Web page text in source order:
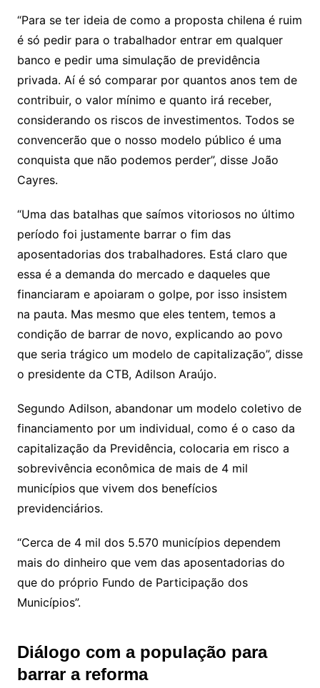
“Para se ter ideia de como a proposta chilena é ruim
é só pedir para o trabalhador entrar em qualquer
banco e pedir uma simulação de previdência
privada. Aí é só comparar por quantos anos tem de
contribuir, o valor mínimo e quanto irá receber,
considerando os riscos de investimentos. Todos se
convencerão que o nosso modelo público é uma
conquista que não podemos perder”, disse João
Cayres.
“Uma das batalhas que saímos vitoriosos no último
período foi justamente barrar o fim das
aposentadorias dos trabalhadores. Está claro que
essa é a demanda do mercado e daqueles que
financiaram e apoiaram o golpe, por isso insistem
na pauta. Mas mesmo que eles tentem, temos a
condição de barrar de novo, explicando ao povo
que seria trágico um modelo de capitalização”, disse
o presidente da CTB, Adilson Araújo.
Segundo Adilson, abandonar um modelo coletivo de
financiamento por um individual, como é o caso da
capitalização da Previdência, colocaria em risco a
sobrevivência econômica de mais de 4 mil
municípios que vivem dos benefícios
previdenciários.
“Cerca de 4 mil dos 5.570 municípios dependem
mais do dinheiro que vem das aposentadorias do
que do próprio Fundo de Participação dos
Municípios”.
Diálogo com a população para
barrar a reforma